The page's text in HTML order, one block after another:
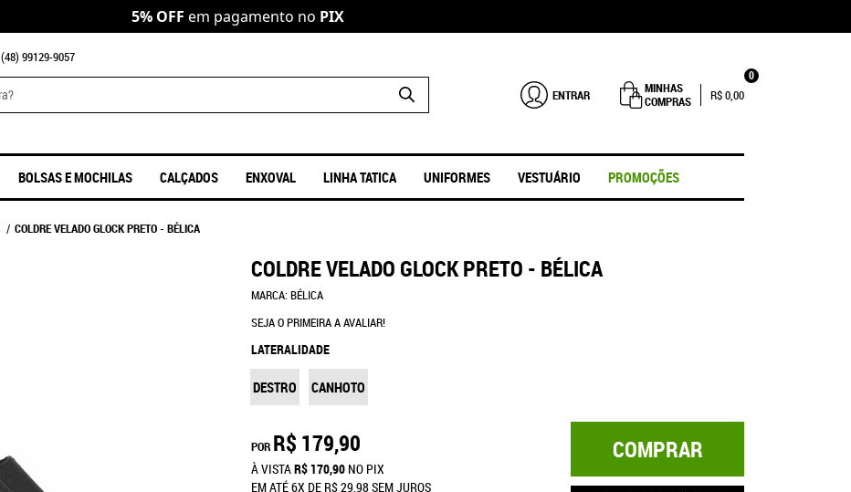
5% OFF em pagamento no PIX
(48) 99129-9057
ENTRAR
MINHAS
COMPRAS
0
R$ 0,00
BOLSAS E MOCHILAS CALÇADOS ENXOVAL LINHA TATICA UNIFORMES VESTUÁRIO PROMOÇÕES
COLDRE VELADO GLOCK PRETO - BÉLICA
COLDRE VELADO GLOCK PRETO - BÉLICA
MARCA:BÉLICA
SEJA O PRIMEIRA A AVALIAR!
LATERALIDADE
DESTRO CANHOTO
POR R$ 179,90
À VISTAR$ 170,90 NO PIX
EM ATÉ6X DE R$ 29,98SEM JUROS
COMPRAR